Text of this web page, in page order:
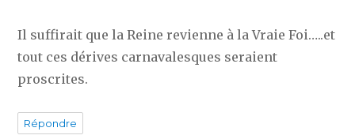
Il suffirait que la Reine revienne à la Vraie Foi…..et
tout ces dérives carnavalesques seraient
proscrites.
Répondre